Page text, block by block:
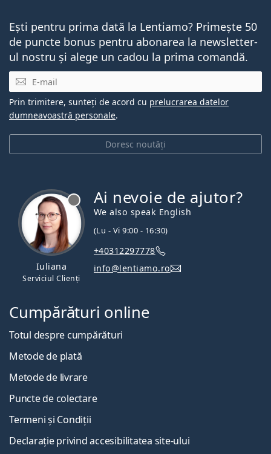
Ești pentru prima dată la Lentiamo? Primește 50
de puncte bonus pentru abonarea la newsletter-
ul nostru și alege un cadou la prima comandă.
E-mail
Doresc noutăți
Prin trimitere, sunteți de acord cu prelucrarea datelor
dumneavoastră personale.
Iuliana
Serviciul Clienți
Ai nevoie de ajutor?
We also speak English
(Lu - Vi 9:00 - 16:30)
+40312297778
info@lentiamo.ro
Cumpărături online
Totul despre cumpărături
Metode de plată
Metode de livrare
Puncte de colectare
Termeni și Condiții
Declarație privind accesibilitatea site-ului